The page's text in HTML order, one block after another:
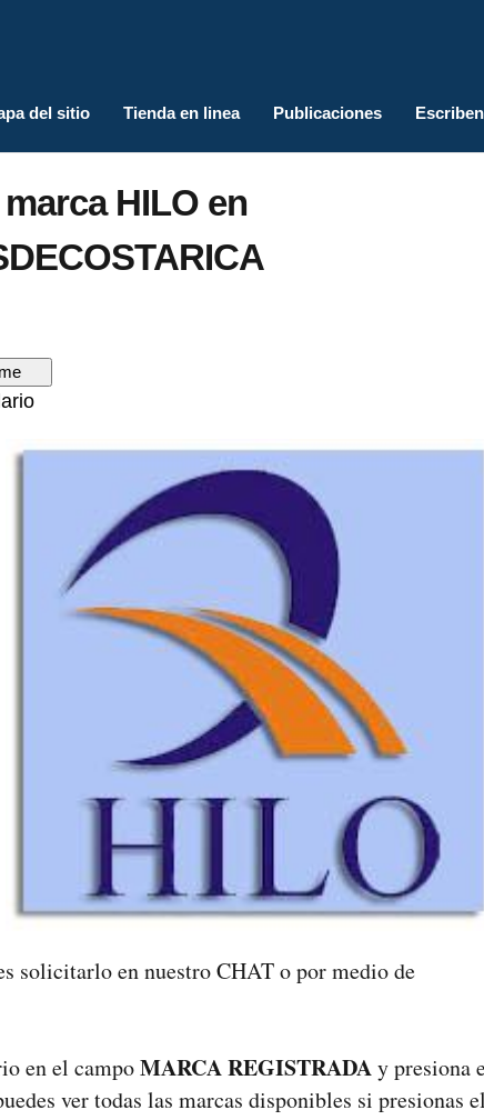
del sitio Tienda en linea Publicaciones
HILO en
solicitarlo en nuestro CHAT o por medio de
en el campoMARCA REGISTRADAy presiona
ver todas las marcas disponibles si presionas el